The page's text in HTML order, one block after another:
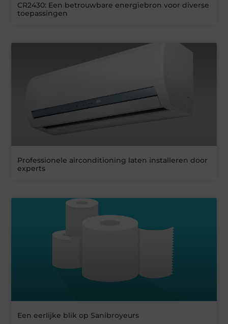
CR2430: Een betrouwbare energiebron voor diverse
toepassingen
Professionele airconditioning laten installeren door
experts
Een eerlijke blik op Sanibroyeurs